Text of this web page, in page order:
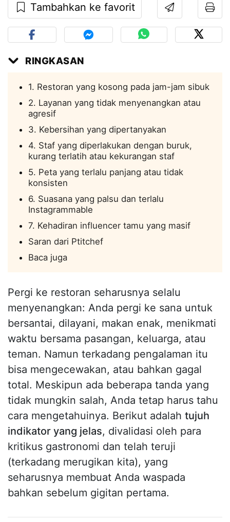
Tambahkan ke favorit
RINGKASAN
1. Restoran yang kosong pada jam-jam sibuk
2. Layanan yang tidak menyenangkan atau
agresif
3. Kebersihan yang dipertanyakan
4. Staf yang diperlakukan dengan buruk,
kurang terlatih atau kekurangan staf
5. Peta yang terlalu panjang atau tidak
konsisten
6. Suasana yang palsu dan terlalu
Instagrammable
7. Kehadiran influencer tamu yang masif
Saran dari Ptitchef
Baca juga
Pergi ke restoran seharusnya selalu
menyenangkan: Anda pergi ke sana untuk
bersantai, dilayani, makan enak, menikmati
waktu bersama pasangan, keluarga, atau
teman. Namun terkadang pengalaman itu
bisa mengecewakan, atau bahkan gagal
total. Meskipun ada beberapa tanda yang
tidak mungkin salah, Anda tetap harus tahu
cara mengetahuinya. Berikut adalah tujuh
indikator yang jelas, divalidasi oleh para
kritikus gastronomi dan telah teruji
(terkadang merugikan kita), yang
seharusnya membuat Anda waspada
bahkan sebelum gigitan pertama.